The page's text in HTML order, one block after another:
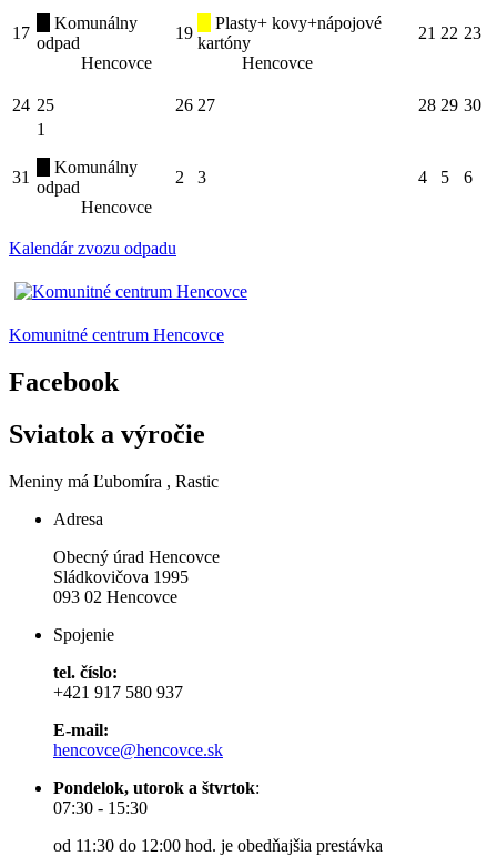
17
Komunálny
odpad
Hencovce
19
Plasty+ kovy+nápojové
kartóny
Hencovce
21 22 23
24 25 26 27 28 29 30
31
1
Komunálny
odpad
Hencovce
2 3 4 5 6
Kalendár zvozu odpadu
Komunitné centrum Hencovce
Facebook
Sviatok a výročie
Meniny má Ľubomíra , Rastic
Adresa
Obecný úrad Hencovce
Sládkovičova 1995
093 02 Hencovce
Spojenie
tel. číslo:
+421 917 580 937
E-mail:
hencovce@hencovce.sk
Pondelok, utorok a štvrtok:
07:30 - 15:30
od 11:30 do 12:00 hod. je obedňajšia prestávka